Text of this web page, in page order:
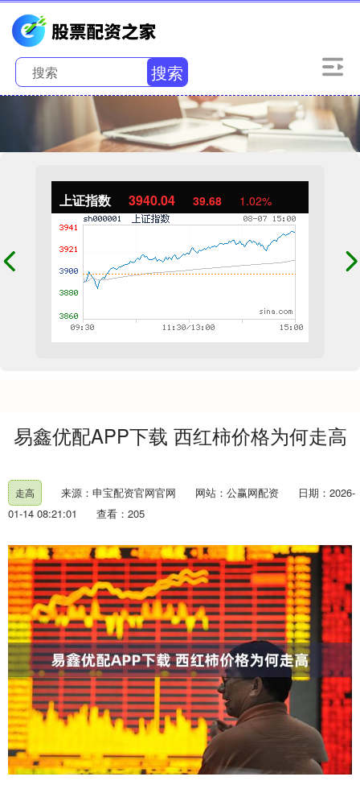
搜索
上证指数 3940.04 39.68 1.02%
易鑫优配APP下载 西红柿价格为何走高
走高 来源：申宝配资官网官网 网站：公赢网配资
日期：2026-
01-14 08:21:01
查看：205